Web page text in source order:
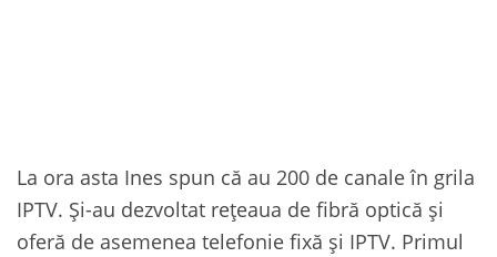
La ora asta Ines spun că au 200 de canale în grila
IPTV. Și-au dezvoltat rețeaua de fibră optică și
oferă de asemenea telefonie fixă și IPTV. Primul